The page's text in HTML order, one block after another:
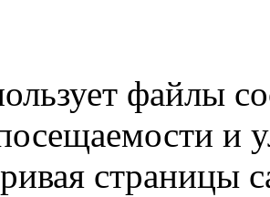
файлы
и
страницы